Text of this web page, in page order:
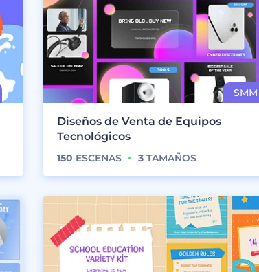
Diseños de Venta de Equipos
Tecnológicos
150 ESCENAS 3 TAMAÑOS